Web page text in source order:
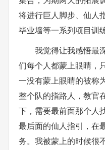
将进行巨人脚步、仙人
毕业墙等一系列项目训练
我觉得让我感悟最
们每个人都蒙上眼睛，
一没有蒙上眼睛的被称
整个队的指路人，教官
下，需要最前面那个人
最后面的仙人指引，在
务。我被蒙上的时候很